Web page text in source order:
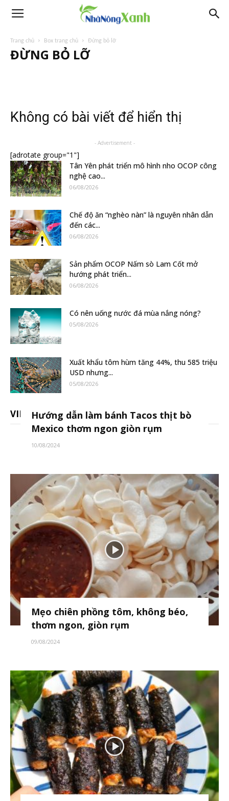
Trang chủ Box trang chủ Đừng bỏ lỡ
ĐỪNG BỎ LỠ
Không có bài viết để hiển thị
- Advertisement -
[adrotate group="1"]
Tân Yên phát triển mô hình nho OCOP công
nghệ cao...
06/08/2026
Chế độ ăn “nghèo nàn” là nguyên nhân dẫn
đến các...
06/08/2026
Sản phẩm OCOP Nấm sò Lam Cốt mở
hướng phát triển...
06/08/2026
Có nên uống nước đá mùa nắng nóng?
05/08/2026
Xuất khẩu tôm hùm tăng 44%, thu 585 triệu
USD nhưng...
05/08/2026
VIDEOHướng dẫn làm bánh Tacos thịt bò
Mexico thơm ngon giòn rụm
10/08/2024
Mẹo chiên phồng tôm, không béo,
thơm ngon, giòn rụm
09/08/2024